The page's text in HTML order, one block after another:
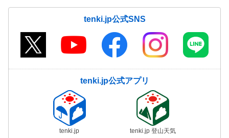
tenki.jp公式SNS
tenki.jp公式アプリ
tenki.jp tenki.jp 登山天気